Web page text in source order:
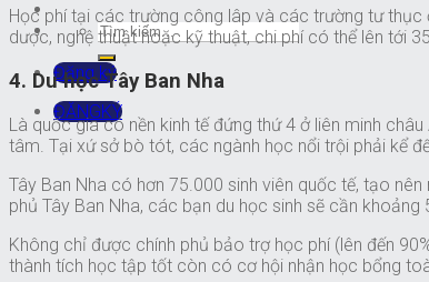
Đăng ký
ĐĂNGKÝ
Học phí tại các trường công lâp và các trường tư
dược, nghệ thuật hoặc kỹ thuật, chi phí có thể lên tới
4. Du học Tây Ban Nha
Là quốc gia có nền kinh tế đứng thứ 4 ở liên minh
tâm. Tại xứ sở bò tót, các ngành học nổi trội phải kể
Tây Ban Nha có hơn 75.000 sinh viên quốc tế, tạo
phủ Tây Ban Nha, các bạn du học sinh sẽ cần
Không chỉ được chính phủ bảo trợ học phí (lên đến
thành tích học tập tốt còn có cơ hội nhận học bổng